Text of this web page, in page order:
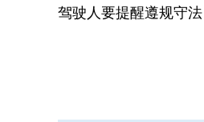
驾驶人要提醒遵规守